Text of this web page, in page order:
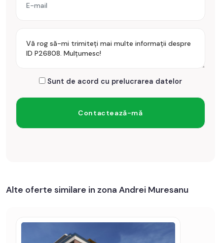
Sunt de acord cu prelucrarea datelor
Alte oferte similare in zona Andrei Muresanu